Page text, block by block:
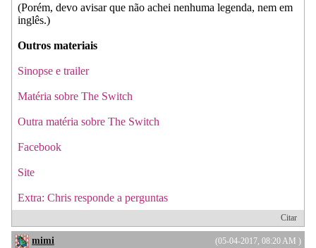
(Porém, devo avisar que não achei nenhuma legenda, nem em
inglês.)
Outros materiais
Sinopse e trailer
Matéria sobre The Switch
Outra matéria sobre The Switch
Facebook
Site
Extra: Chris responde a perguntas
Citar
(05-04-2017, 08:20 AM )
mimi